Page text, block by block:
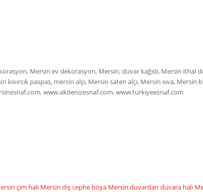
Mersin ev dekorasyon, Mersin, duvar kağıdı, Mersin ithal
paspas, mersin alçı, Mersin saten alçı, Mersin sıva,
www.akdenizesnaf.com, www.turkiyeesnaf.com
çim halı Mersin dış cephe boya Mersin duvardan duvara halı